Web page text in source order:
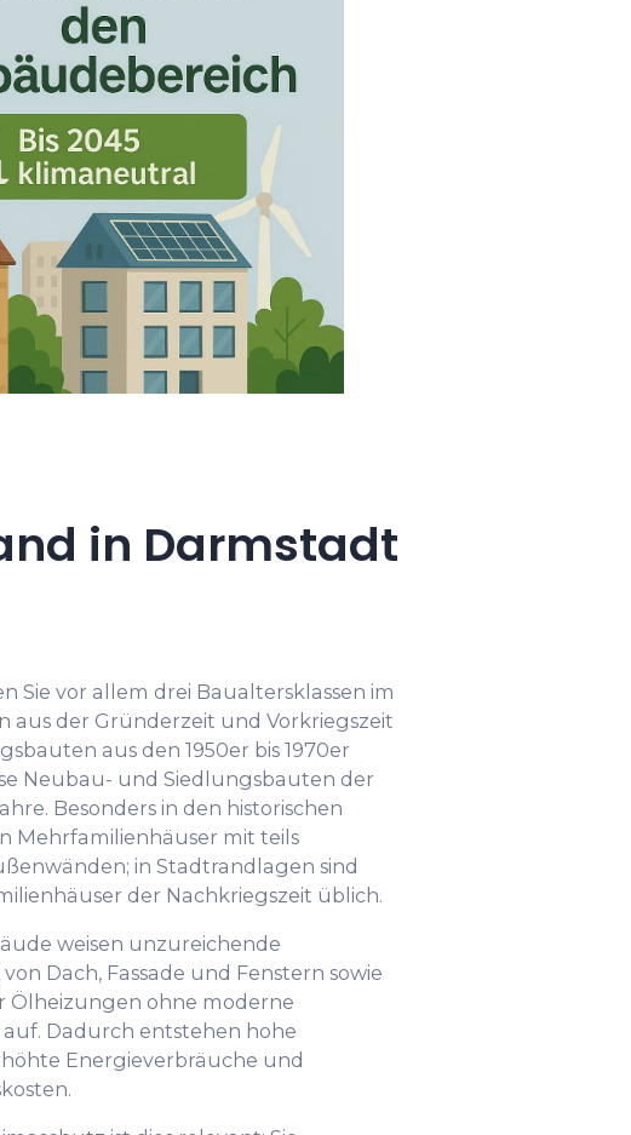
in Darmstadt
Sie vor allem drei Baualtersklassen im
aus der Gründerzeit und Vorkriegszeit
aus den 1950er bis 1970er
Neubau- und Siedlungsbauten der
Besonders in den historischen
Mehrfamilienhäuser mit teils
in Stadtrandlagen sind
der Nachkriegszeit üblich.
weisen unzureichende
Dach, Fassade und Fenstern sowie
Ölheizungen ohne moderne
Dadurch entstehen hohe
Energieverbräuche und